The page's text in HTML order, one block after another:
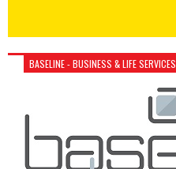
BASELINE - BUSINESS & LIFE SERVICES